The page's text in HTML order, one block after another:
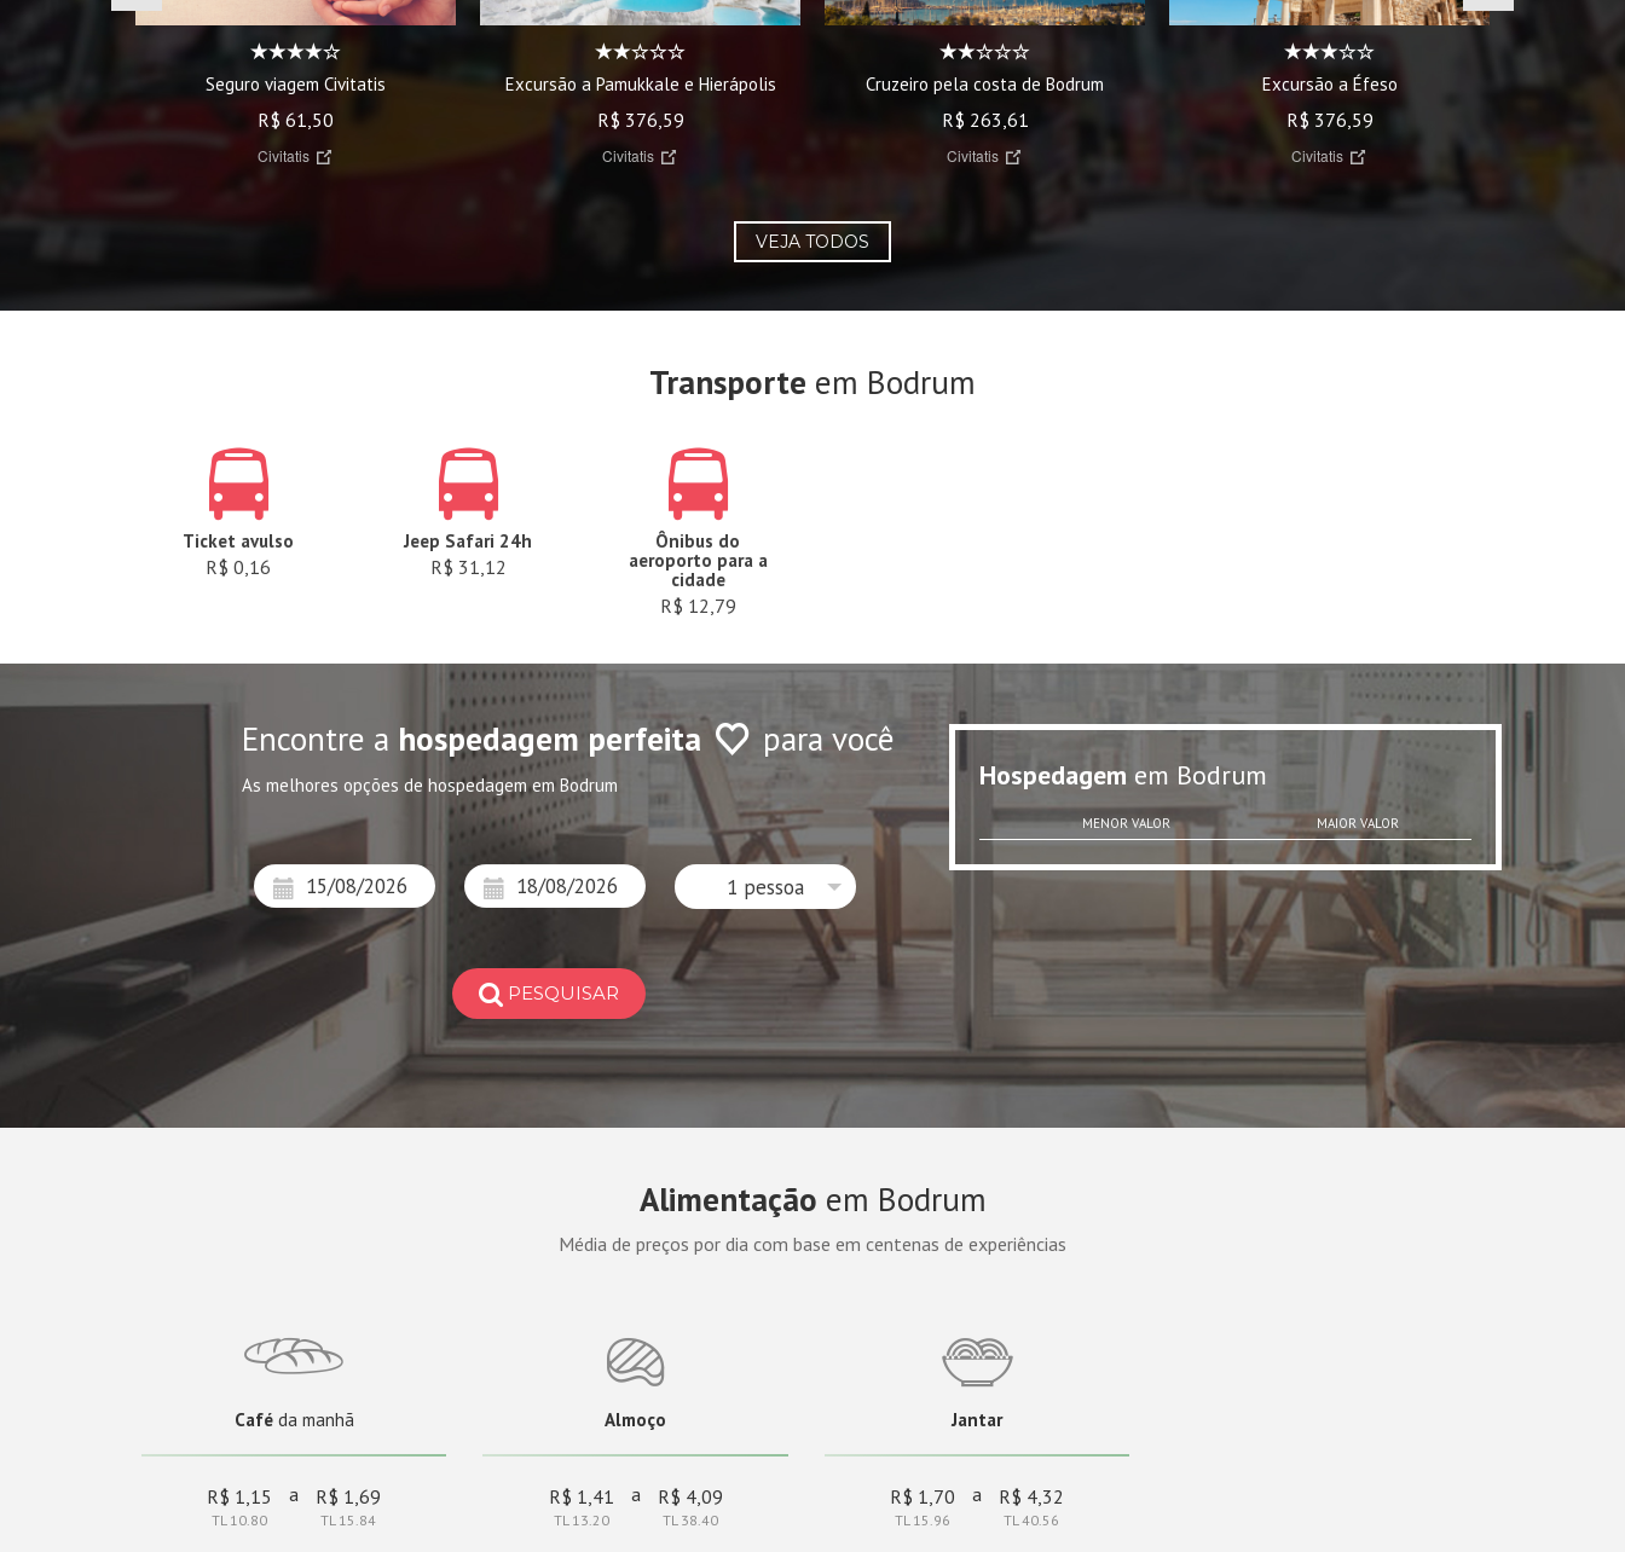
Seguro viagem Civitatis
R$ 61,50
Civitatis
Excursão a Pamukkale e Hierápolis
R$ 376,59
Civitatis
Cruzeiro pela costa de Bodrum
R$ 263,61
Civitatis
Excursão a Éfeso
R$ 376,59
Civitatis
VEJA TODOS
Transporte em Bodrum
Ticket avulso
R$ 0,16
Jeep Safari 24h
R$ 31,12
Ônibus do
aeroporto para a
cidade
R$ 12,79
Encontre a hospedagem perfeita para você
As melhores opções de hospedagem em Bodrum
1 pessoa
PESQUISAR
Hospedagem em Bodrum
MENOR VALOR MAIOR VALOR
Alimentação em Bodrum
Média de preços por dia com base em centenas de experiências
Caféda manhã
R$ 1,15
TL 10.80
a R$ 1,69
TL 15.84
Almoço
R$ 1,41
TL 13.20
a R$ 4,09
TL 38.40
Jantar
R$ 1,70
TL 15.96
a R$ 4,32
TL 40.56